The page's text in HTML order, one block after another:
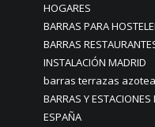
HOGARES
BARRAS PARA
BARRAS
INSTALACIÓN MADRID
barras terrazas
BARRAS Y ESTACIONES
ESPAÑA